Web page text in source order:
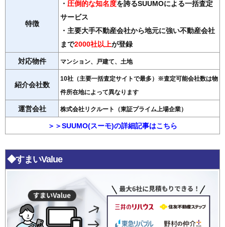
特徴
・ 圧倒的な知名度を誇るSUUMOによる一括査定
サービス
・主要大手不動産会社から地元に強い不動産会社
まで2000社以上が登録
対応物件 マンション、戸建て、土地
紹介会社数
10社（主要一括査定サイトで最多）※査定可能会社数は物
件所在地によって異なります
運営会社 株式会社リクルート（東証プライム上場企業）
＞＞SUUMO(スーモ)の詳細記事はこちら
◆すまいValue